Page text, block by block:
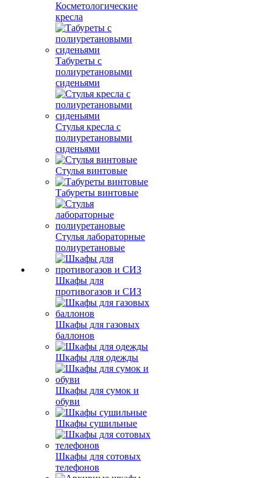
Косметологические
кресла
Табуреты с
полиуретановыми
сиденьями
Стулья кресла с
полиуретановыми
сиденьями
Стулья винтовые
Табуреты винтовые
Стулья лабораторные
полиуретановые
Шкафы для
противогазов и СИЗ
Шкафы для газовых
баллонов
Шкафы для одежды
Шкафы для сумок и
обуви
Шкафы сушильные
Шкафы для сотовых
телефонов